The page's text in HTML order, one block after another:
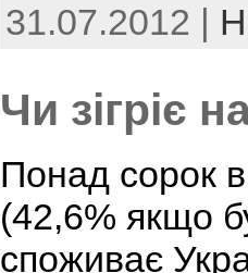
31.07.2012 |
Чи зігріє
Понад сорок
(42,6% якщо
споживає